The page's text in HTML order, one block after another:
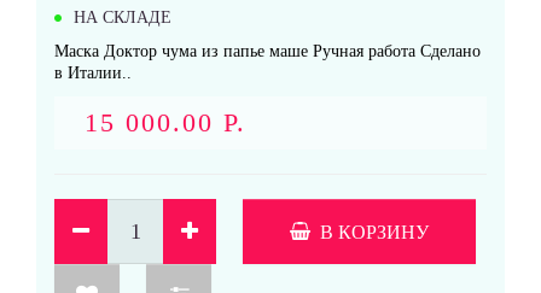
НА СКЛАДЕ
Маска Доктор чума из папье маше Ручная работа Сделано
в Италии..
15 000.00 Р.
В КОРЗИНУ